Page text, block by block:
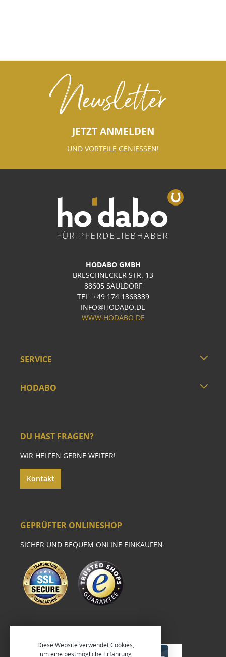
Newsletter
JETZT ANMELDEN
UND VORTEILE GENIESSEN!
HODABO GMBH
BRESCHNECKER STR. 13
88605 SAULDORF
TEL: +49 174 1368339
INFO@HODABO.DE
WWW.HODABO.DE
SERVICE
HODABO
DU HAST FRAGEN?
WIR HELFEN GERNE WEITER!
Kontakt
GEPRÜFTER ONLINESHOP
SICHER UND BEQUEM ONLINE EINKAUFEN.
Diese Website verwendet Cookies,
um eine bestmögliche Erfahrung